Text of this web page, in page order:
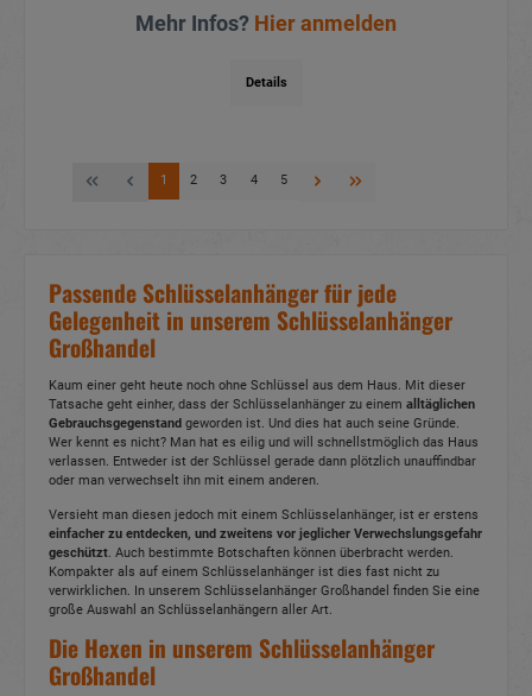
Mehr Infos? Hier anmelden
Details
1 2 3 4 5
Passende Schlüsselanhänger für jede
Gelegenheit in unserem Schlüsselanhänger
Großhandel
Kaum einer geht heute noch ohne Schlüssel aus dem Haus. Mit dieser
Tatsache geht einher, dass der Schlüsselanhänger zu einem alltäglichen
Gebrauchsgegenstand geworden ist. Und dies hat auch seine Gründe.
Wer kennt es nicht? Man hat es eilig und will schnellstmöglich das Haus
verlassen. Entweder ist der Schlüssel gerade dann plötzlich unauffindbar
oder man verwechselt ihn mit einem anderen.
Versieht man diesen jedoch mit einem Schlüsselanhänger, ist er erstens
einfacher zu entdecken, und zweitens vor jeglicher Verwechslungsgefahr
geschützt. Auch bestimmte Botschaften können überbracht werden.
Kompakter als auf einem Schlüsselanhänger ist dies fast nicht zu
verwirklichen. In unserem Schlüsselanhänger Großhandel finden Sie eine
große Auswahl an Schlüsselanhängern aller Art.
Die Hexen in unserem Schlüsselanhänger
Großhandel